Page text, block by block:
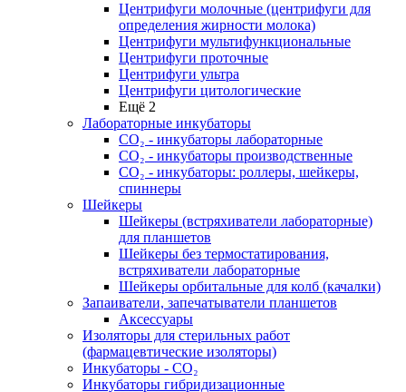
Центрифуги молочные (центрифуги для
определения жирности молока)
Центрифуги мультифункциональные
Центрифуги проточные
Центрифуги ультра
Центрифуги цитологические
Ещё 2
Лабораторные инкубаторы
СО₂ - инкубаторы лабораторные
СО₂ - инкубаторы производственные
СО₂ - инкубаторы: роллеры, шейкеры,
спиннеры
Шейкеры
Шейкеры (встряхиватели лабораторные)
для планшетов
Шейкеры без термостатирования,
встряхиватели лабораторные
Шейкеры орбитальные для колб (качалки)
Запаиватели, запечатыватели планшетов
Аксессуары
Изоляторы для стерильных работ
(фармацевтические изоляторы)
Инкубаторы - CO₂
Инкубаторы гибридизационные